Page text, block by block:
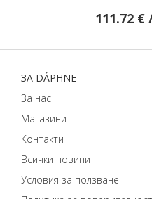
111.72 €
ЗA DÁPHNЕ
За нас
Магазини
Контакти
Всички новини
Условия за ползване